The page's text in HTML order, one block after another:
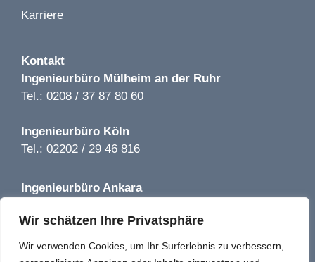
Wir schätzen Ihre Privatsphäre
Wir verwenden Cookies, um Ihr Surferlebnis zu verbessern,
Bild 1 von 2
Getränkemarkt Hoffmann LP 1-5 | Bernau |2019
Würth Baumarkt LP 1-5 | Kamenz | 2019
Karriere
Kontakt
Ingenieurbüro Mülheim an der Ruhr
Tel.: 0208 / 37 87 80 60
Ingenieurbüro Köln
Tel.: 02202 / 29 46 816
Ingenieurbüro Ankara
info@tga-solutions-plus.de